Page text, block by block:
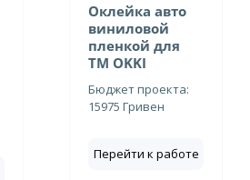
Оклейка авто
виниловой
пленкой для
ТМ OKKI
Бюджет проекта:
15975 Гривен
Перейти к работе